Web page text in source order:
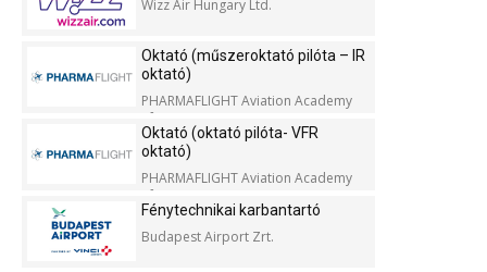
Wizz Air Hungary Ltd.
Oktató (műszeroktató pilóta – IR
oktató)
PHARMAFLIGHT Aviation Academy
Kft.
Oktató (oktató pilóta- VFR
oktató)
PHARMAFLIGHT Aviation Academy
Kft.
Fénytechnikai karbantartó
Budapest Airport Zrt.